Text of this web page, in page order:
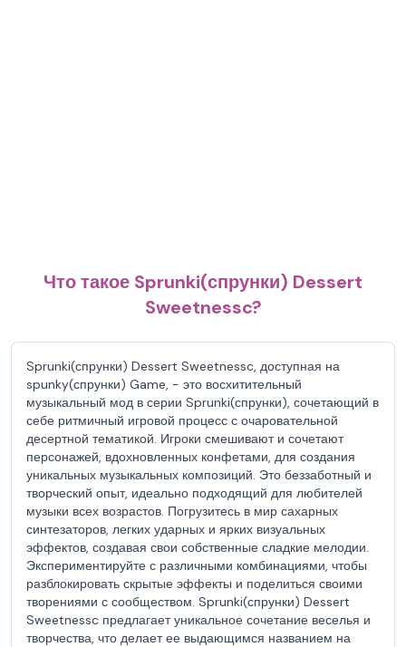
Что такое Sprunki(спрунки) Dessert
Sweetnessc?
Sprunki(спрунки) Dessert Sweetnessc, доступная на
spunky(спрунки) Game, - это восхитительный
музыкальный мод в серии Sprunki(спрунки), сочетающий в
себе ритмичный игровой процесс с очаровательной
десертной тематикой. Игроки смешивают и сочетают
персонажей, вдохновленных конфетами, для создания
уникальных музыкальных композиций. Это беззаботный и
творческий опыт, идеально подходящий для любителей
музыки всех возрастов. Погрузитесь в мир сахарных
синтезаторов, легких ударных и ярких визуальных
эффектов, создавая свои собственные сладкие мелодии.
Экспериментируйте с различными комбинациями, чтобы
разблокировать скрытые эффекты и поделиться своими
творениями с сообществом. Sprunki(спрунки) Dessert
Sweetnessc предлагает уникальное сочетание веселья и
творчества, что делает ее выдающимся названием на